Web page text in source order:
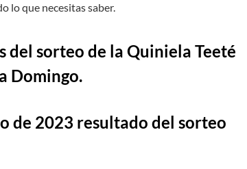
lo que necesitas saber.
del sorteo de la Quiniela Teeté
Domingo.
de 2023 resultado del sorteo